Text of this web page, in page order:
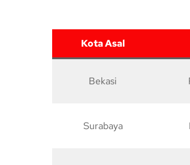
Kota Asal
Bekasi
Surabaya